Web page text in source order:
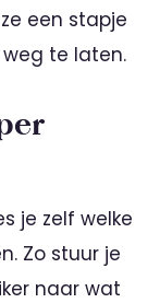
een stapje
te laten.
je zelf welke
Zo stuur je
naar wat